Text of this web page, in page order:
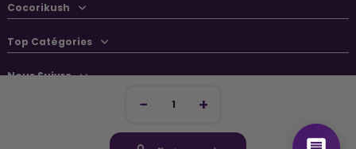
Cocorikush
Top Catégories
Nous Suivre